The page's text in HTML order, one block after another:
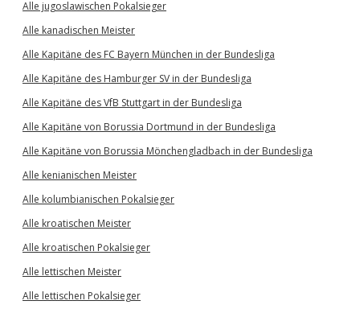
Alle jugoslawischen Pokalsieger
Alle kanadischen Meister
Alle Kapitäne des FC Bayern München in der Bundesliga
Alle Kapitäne des Hamburger SV in der Bundesliga
Alle Kapitäne des VfB Stuttgart in der Bundesliga
Alle Kapitäne von Borussia Dortmund in der Bundesliga
Alle Kapitäne von Borussia Mönchengladbach in der Bundesliga
Alle kenianischen Meister
Alle kolumbianischen Pokalsieger
Alle kroatischen Meister
Alle kroatischen Pokalsieger
Alle lettischen Meister
Alle lettischen Pokalsieger